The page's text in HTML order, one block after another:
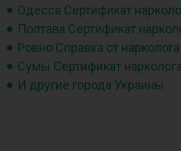
Одесса Сертификат
Полтава Сертификат
Ровно Справка от
Сумы Сертификат
И другие города Украины